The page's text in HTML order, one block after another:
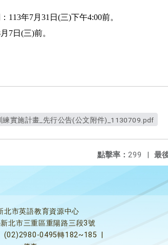
113年7月 31 日 (三)下午4:00前。
月 7日 (三)前。
實施計畫_先行公告(公文附件)_1130709.pdf
最
點擊率： 299 |
北市英語教育資源中心
北市三重區重陽路三段3號
(02)2980-0495轉182~185